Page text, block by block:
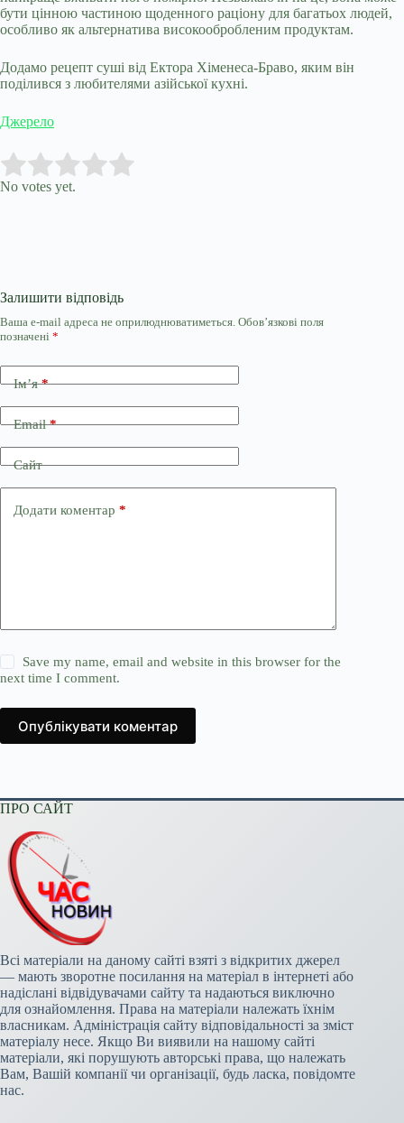
бути цінною частиною щоденного раціону для багатьох людей,
особливо як альтернатива високообробленим продуктам.
Додамо рецепт суші від Ектора Хіменеса-Браво, яким він
поділився з любителями азійської кухні.
Джерело
Rate this item:
No votes yet.
Залишити відповідь
Ваша e-mail адреса не оприлюднюватиметься. Обов’язкові поля
позначені *
Ім’я*
Email*
Сайт
Додати коментар *
Save my name, email and website in this browser for the
next time I comment.
Опублікувати коментар
ПРО САЙТ
Всі матеріали на даному сайті взяті з відкритих джерел
— мають зворотне посилання на матеріал в інтернеті або
надіслані відвідувачами сайту та надаються виключно
для ознайомлення. Права на матеріали належать їхнім
власникам. Адміністрація сайту відповідальності за зміст
матеріалу несе. Якщо Ви виявили на нашому сайті
матеріали, які порушують авторські права, що належать
Вам, Вашій компанії чи організації, будь ласка, повідомте
нас.